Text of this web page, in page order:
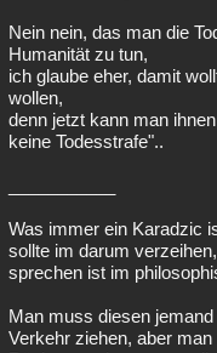
Nein nein, das man die
Humanität zu tun,
ich glaube eher, damit
wollen,
denn jetzt kann man
keine Todesstrafe"..
Was immer ein Karadzic
sollte im darum
sprechen ist im
Man muss diesen
Verkehr ziehen, aber